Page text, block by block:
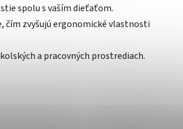
spolu s vaším dieťaťom.
zvyšujú ergonomické vlastnosti
a pracovných prostrediach.